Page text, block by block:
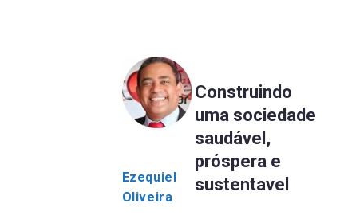
Ezequiel
Oliveira
Construindo
uma sociedade
saudável,
próspera e
sustentavel